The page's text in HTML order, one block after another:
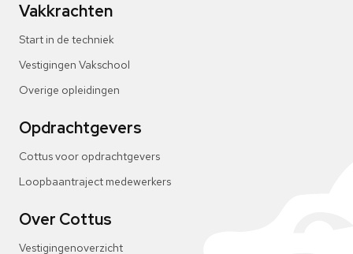
Vakkrachten
Start in de techniek
Vestigingen Vakschool
Overige opleidingen
Opdrachtgevers
Cottus voor opdrachtgevers
Loopbaantraject medewerkers
Over Cottus
Vestigingenoverzicht